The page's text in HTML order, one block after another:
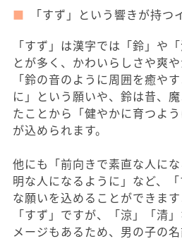
「すず」という響きが持つ
「すず」は漢字では「鈴」や
とが多く、かわいらしさや爽や
「鈴の音のように周囲を癒や
に」という願いや、鈴は昔、
たことから「健やかに育つよ
が込められます。
他にも「前向きで素直な人に
明な人になるように」など、
な願いを込めることができま
「すず」ですが、「涼」「清
メージもあるため、男の子の名